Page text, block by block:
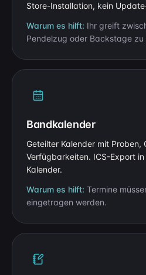
Store-Installation, kein
Warum es hilft: Ihr greift
Pendelzug oder Backstage
Bandkalender
Geteilter Kalender mit Proben,
Verfügbarkeiten. ICS-Export
Kalender.
Warum es hilft: Termine
eingetragen werden.